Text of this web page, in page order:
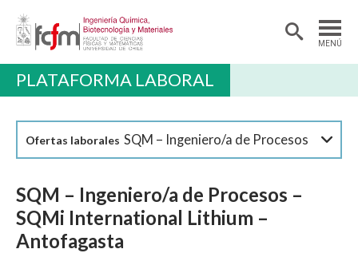
MENÚ
DEPARTAMENTO
POSTGRADO Y EDUCACIÓN CONTINUA
ALUMNI
PLATAFORMA LABORAL
Ofertas laborales SQM – Ingeniero/a de Procesos
SQM – Ingeniero/a de Procesos –
SQMi International Lithium –
Antofagasta